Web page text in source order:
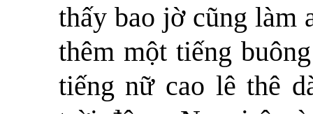
thấy bao jờ cũng làm
thêm một tiếng
tiếng nữ cao lê thê